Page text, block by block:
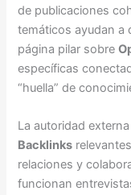
de publicaciones
temáticos ayudan a
página pilar sobre
específicas
“huella” de
La autoridad
Backlinks
relaciones y
funcionan